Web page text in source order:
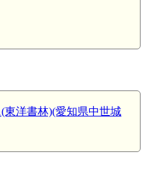
東洋書林)(愛知県中世城